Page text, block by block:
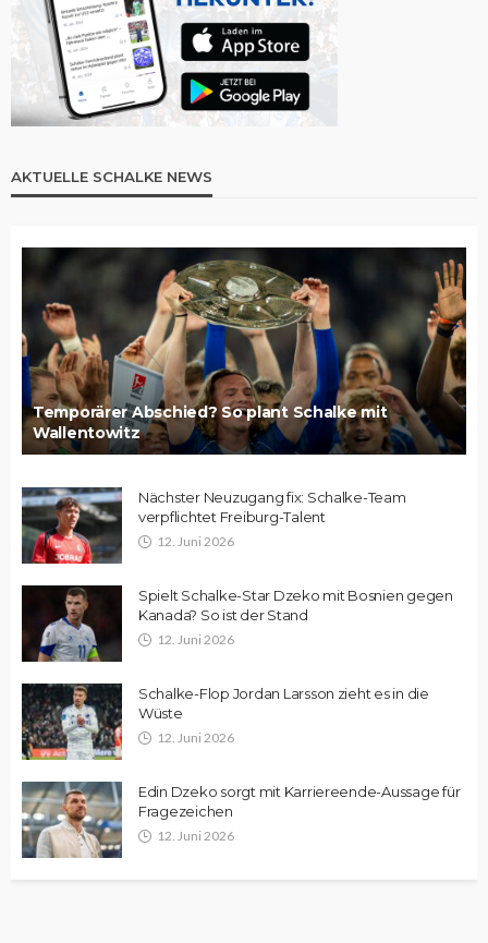
AKTUELLE SCHALKE NEWS
Temporärer Abschied? So plant Schalke mit
Wallentowitz
Nächster Neuzugang fix: Schalke-Team
verpflichtet Freiburg-Talent
12. Juni 2026
Spielt Schalke-Star Dzeko mit Bosnien gegen
Kanada? So ist der Stand
12. Juni 2026
Schalke-Flop Jordan Larsson zieht es in die
Wüste
12. Juni 2026
Edin Dzeko sorgt mit Karriereende-Aussage für
Fragezeichen
12. Juni 2026